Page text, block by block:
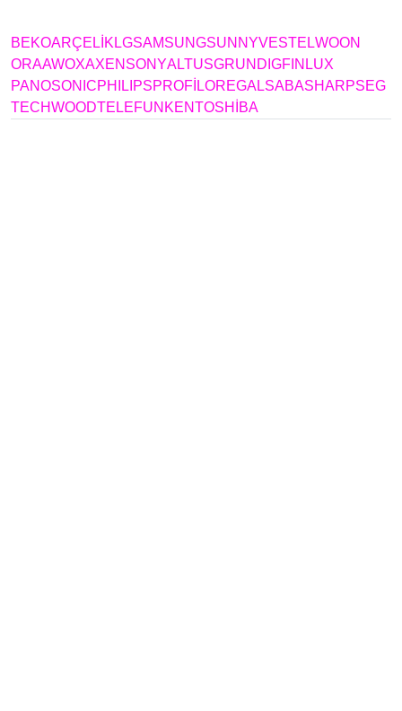
BEKOARÇELİK LGSAMSUNGSUNNYVESTELWOON
ORAAWOXAXEN SONYALTUSGRUNDIGFINLUX
PANOSONICPHILIPSPROFİLOREGALSABASHARPSEG
TECHWOODTELEFUNKENTOSHİBA